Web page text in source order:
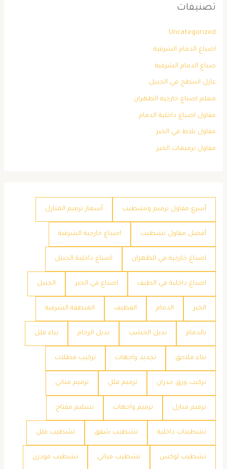
تصنيفات
Uncategorized
اصباغ الدمام الشرقية
صباغ الدمام الشرقية
عازل اسطح في الجبيل
معلم اصباغ خارجية الظهران
مقاول اصباغ داخلية الدمام
مقاول بلاط في الخبر
مقاول ترميمات الخبر
أسرع مقاول ترميم وتشطيب أسعار ترميم المنازل
أفضل مقاول تشطيب اصباغ خارجية الشرقية
اصباغ خارجية في الظهران اصباغ داخلية الجبيل
اصباغ داخلية في الطيف اصباغ في الخبر الجبيل
الخبر الدمام القطيف المنطقة الشرقية
بالدمام بديل الخشب بديل الرخام بناء فلل
بناء ملاحق تجديد واجهات تركيب مظلات
تركيب ورق جدران ترميم فلل ترميم مباني
ترميم منازل ترميم واجهات تسليم مفتاح
تشطيبات داخلية تشطيب شقق تشطيب فلل
تشطيب لوكس تشطيب مباني تشطيب مودرن